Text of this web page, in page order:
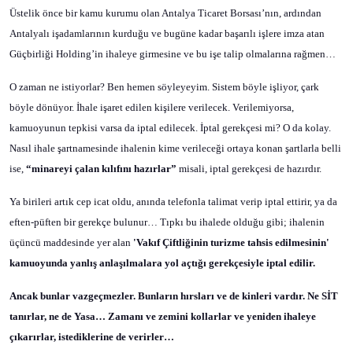
Üstelik önce bir kamu kurumu olan Antalya Ticaret Borsası’nın, ardından
Antalyalı işadamlarının kurduğu ve bugüne kadar başarılı işlere imza atan
Güçbirliği Holding’in ihaleye girmesine ve bu işe talip olmalarına rağmen…
O zaman ne istiyorlar? Ben hemen söyleyeyim. Sistem böyle işliyor, çark
böyle dönüyor. İhale işaret edilen kişilere verilecek. Verilemiyorsa,
kamuoyunun tepkisi varsa da iptal edilecek. İptal gerekçesi mi? O da kolay.
Nasıl ihale şartnamesinde ihalenin kime verileceği ortaya konan şartlarla belli
ise, “minareyi çalan kılıfını hazırlar” misali, iptal gerekçesi de hazırdır.
Ya birileri artık cep icat oldu, anında telefonla talimat verip iptal ettirir, ya da
eften-püften bir gerekçe bulunur… Tıpkı bu ihalede olduğu gibi; ihalenin
üçüncü maddesinde yer alan 'Vakıf Çiftliğinin turizme tahsis edilmesinin'
kamuoyunda yanlış anlaşılmalara yol açtığı gerekçesiyle iptal edilir.
Ancak bunlar vazgeçmezler. Bunların hırsları ve de kinleri vardır. Ne SİT
tanırlar, ne de Yasa… Zamanı ve zemini kollarlar ve yeniden ihaleye
çıkarırlar, istediklerine de verirler…